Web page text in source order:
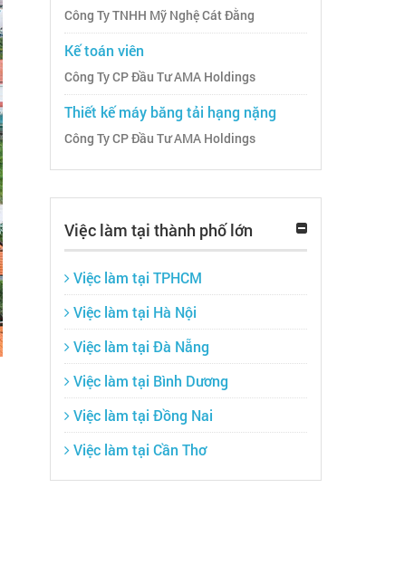
Công Ty TNHH Mỹ Nghệ Cát Đằng
Kế toán viên
Công Ty CP Đầu Tư AMA Holdings
Thiết kế máy băng tải hạng nặng
Công Ty CP Đầu Tư AMA Holdings
Việc làm tại thành phố lớn
Việc làm tại TPHCM
Việc làm tại Hà Nội
Việc làm tại Đà Nẵng
Việc làm tại Bình Dương
Việc làm tại Đồng Nai
Việc làm tại Cần Thơ